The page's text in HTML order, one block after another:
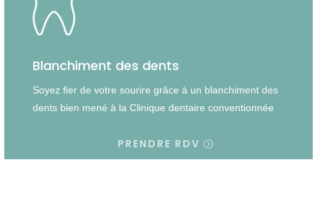
Blanchiment des dents
Soyez fier de votre sourire grâce à un blanchiment des
dents bien mené à la Clinique dentaire conventionnée
PRENDRE RDV